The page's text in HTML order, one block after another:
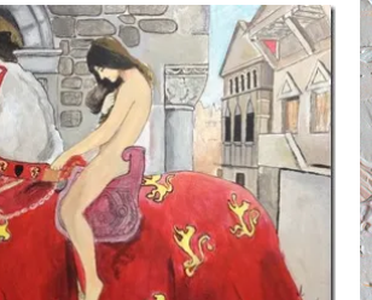
Comment
Peindre
un
feuillage
et
des
arbres